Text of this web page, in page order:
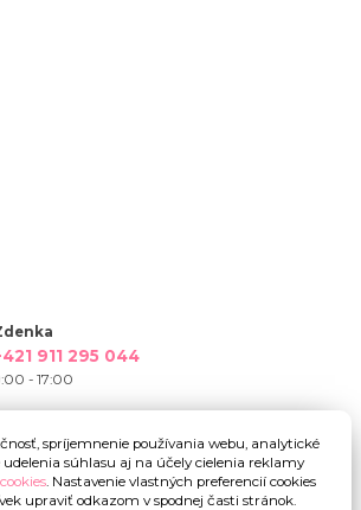
911 295 044
- 17:00
spríjemnenie používania webu, analytické
udelenia súhlasu aj na účely cielenia reklamy
. Nastavenie vlastných preferencií cookies
upraviť odkazom v spodnej časti stránok.